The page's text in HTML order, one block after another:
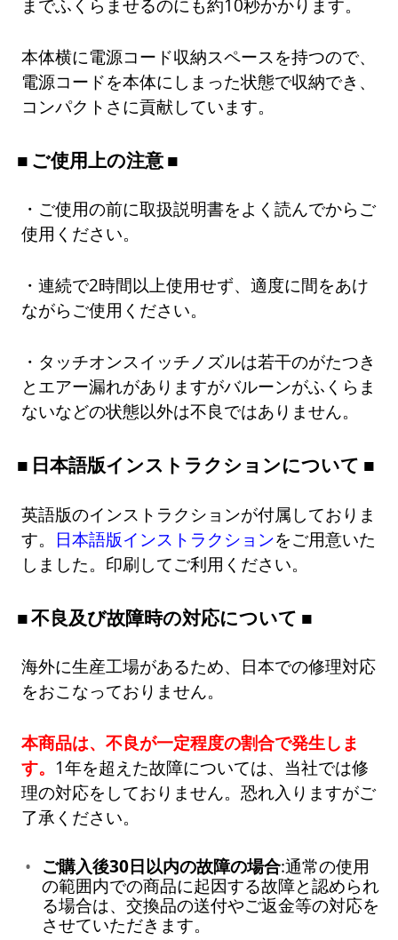
までふくらませるのにも約10秒かかります。
本体横に電源コード収納スペースを持つので、
電源コードを本体にしまった状態で収納でき、
コンパクトさに貢献しています。
ご使用上の注意
・ご使用の前に取扱説明書をよく読んでからご
使用ください。
・連続で2時間以上使用せず、適度に間をあけ
ながらご使用ください。
・タッチオンスイッチノズルは若干のがたつき
とエアー漏れがありますがバルーンがふくらま
ないなどの状態以外は不良ではありません。
日本語版インストラクションについて
英語版のインストラクションが付属しておりま
す。
日本語版インストラクションをご用意いた
しました。印刷してご利用ください。
不良及び故障時の対応について
海外に生産工場があるため、日本での修理対応
をおこなっておりません。
本商品は、不良が一定程度の割合で発生しま
す。 1年を超えた故障については、当社では修
理の対応をしておりません。恐れ入りますがご
了承ください。
ご購入後30日以内の故障の場合:通常の使用
の範囲内での商品に起因する故障と認められ
る場合は、交換品の送付やご返金等の対応を
させていただきます。